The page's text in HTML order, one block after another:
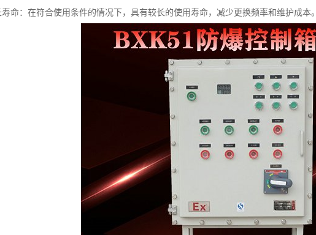
寿命：在符合使用条件的情况下，具有较长的使用寿命，减少更换频率和维护成本。